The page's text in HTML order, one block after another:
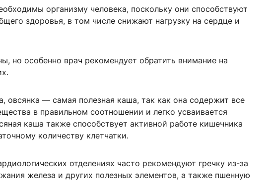
организму человека, поскольку они способствуют
здоровья, в том числе снижают нагрузку на сердце и
но особенно врач рекомендует обратить внимание на
овсянка — самая полезная каша, так как она содержит все
в правильном соотношении и легко усваивается
каша также способствует активной работе кишечника
количеству клетчатки.
отделениях часто рекомендуют гречку из-за
железа и других полезных элементов, а также пшенную